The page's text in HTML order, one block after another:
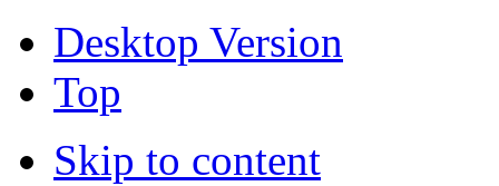
Desktop Version
Top
Skip to content